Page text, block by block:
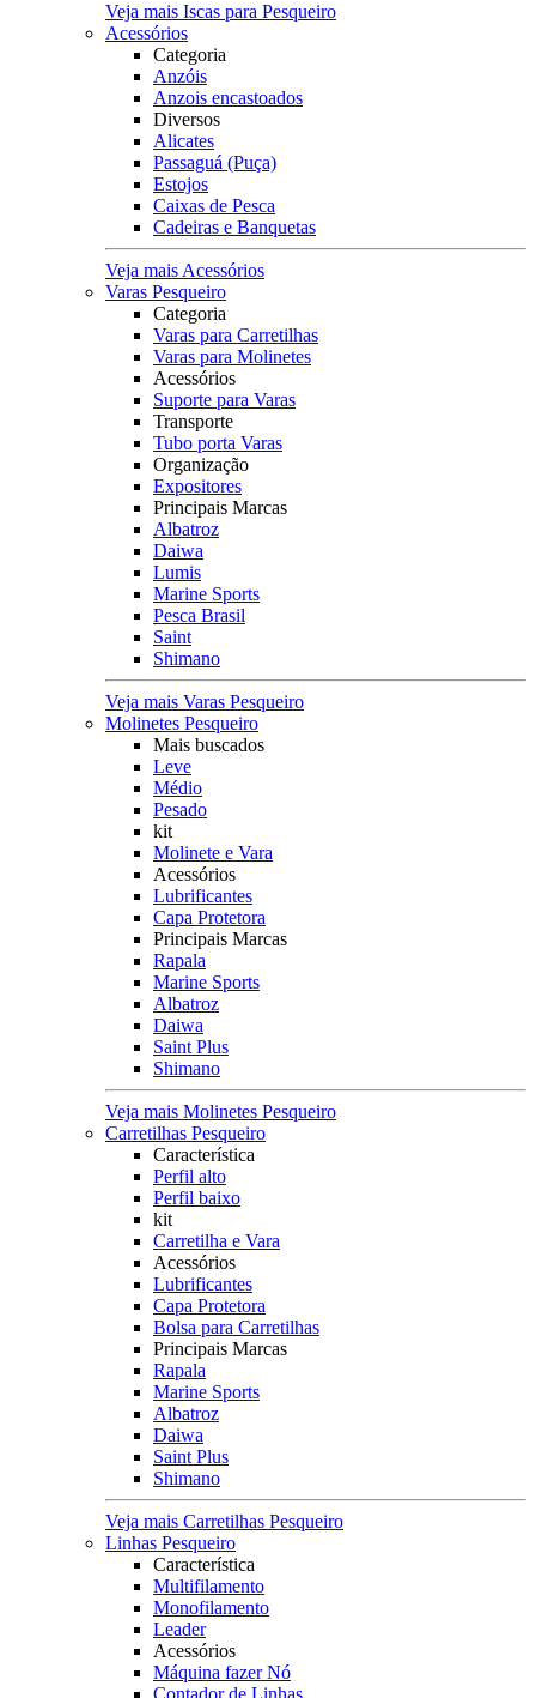
Veja mais Iscas para Pesqueiro
Acessórios
Categoria
Anzóis
Anzois encastoados
Diversos
Alicates
Passaguá (Puça)
Estojos
Caixas de Pesca
Cadeiras e Banquetas
Veja mais Acessórios
Varas Pesqueiro
Categoria
Varas para Carretilhas
Varas para Molinetes
Acessórios
Suporte para Varas
Transporte
Tubo porta Varas
Organização
Expositores
Principais Marcas
Albatroz
Daiwa
Lumis
Marine Sports
Pesca Brasil
Saint
Shimano
Veja mais Varas Pesqueiro
Molinetes Pesqueiro
Mais buscados
Leve
Médio
Pesado
kit
Molinete e Vara
Acessórios
Lubrificantes
Capa Protetora
Principais Marcas
Rapala
Marine Sports
Albatroz
Daiwa
Saint Plus
Shimano
Veja mais Molinetes Pesqueiro
Carretilhas Pesqueiro
Característica
Perfil alto
Perfil baixo
kit
Carretilha e Vara
Acessórios
Lubrificantes
Capa Protetora
Bolsa para Carretilhas
Principais Marcas
Rapala
Marine Sports
Albatroz
Daiwa
Saint Plus
Shimano
Veja mais Carretilhas Pesqueiro
Linhas Pesqueiro
Característica
Multifilamento
Monofilamento
Leader
Acessórios
Máquina fazer Nó
Contador de Linhas